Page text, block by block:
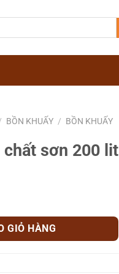
BỒN KHUẤY / BỒN KHUẤY
chất sơn 200 lit
số lượng
GIỎ HÀNG